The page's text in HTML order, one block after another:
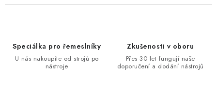
Moje objednávka
Speciálka pro řemeslníky
U nás nakoupíte od strojů po
nástroje
Zkušenosti v oboru
Přes 30 let fungují naše
doporučení a dodání nástrojů